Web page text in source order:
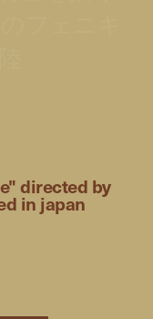
directed by
in japan